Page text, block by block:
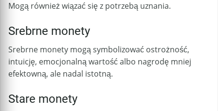
Mogą również wiązać się z potrzebą uznania.
Srebrne monety
Srebrne monety mogą symbolizować ostrożność,
intuicję, emocjonalną wartość albo nagrodę mniej
efektowną, ale nadal istotną.
Stare monety